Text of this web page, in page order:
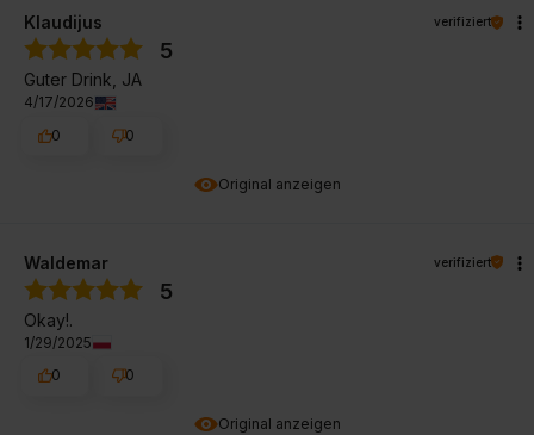
Original anzeigen
Klaudijus verifiziert
5
Guter Drink, JA
4/17/2026
0
0
Original anzeigen
Waldemar verifiziert
5
Okay!.
1/29/2025
0
0